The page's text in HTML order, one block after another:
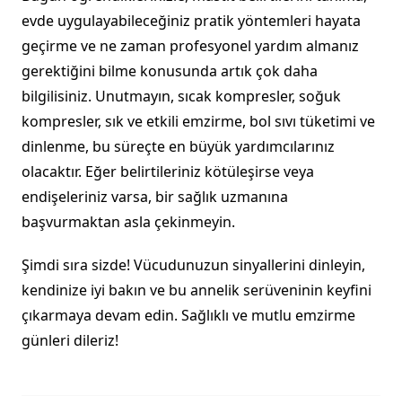
evde uygulayabileceğiniz pratik yöntemleri hayata
geçirme ve ne zaman profesyonel yardım almanız
gerektiğini bilme konusunda artık çok daha
bilgilisiniz. Unutmayın, sıcak kompresler, soğuk
kompresler, sık ve etkili emzirme, bol sıvı tüketimi ve
dinlenme, bu süreçte en büyük yardımcılarınız
olacaktır. Eğer belirtileriniz kötüleşirse veya
endişeleriniz varsa, bir sağlık uzmanına
başvurmaktan asla çekinmeyin.
Şimdi sıra sizde! Vücudunuzun sinyallerini dinleyin,
kendinize iyi bakın ve bu annelik serüveninin keyfini
çıkarmaya devam edin. Sağlıklı ve mutlu emzirme
günleri dileriz!